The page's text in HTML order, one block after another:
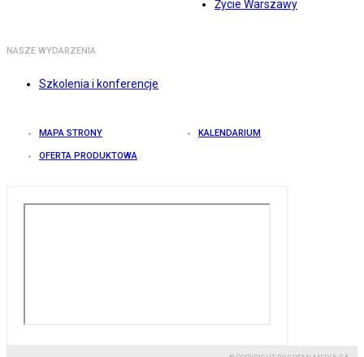
Życie Warszawy
NASZE WYDARZENIA
Szkolenia i konferencje
MAPA STRONY KALENDARIUM
OFERTA PRODUKTOWA